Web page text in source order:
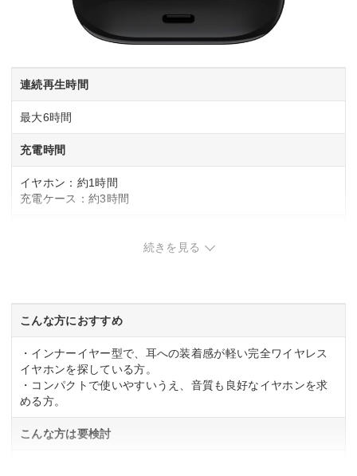
連続再生時間
最大6時間
充電時間
イヤホン：約1時間
充電ケース：約3時間
カラー
ブラック
ホワイト
ブルー
パープル
続きを見る
こんな方におすすめ
・インナーイヤー型で、耳への装着感が軽い完全ワイヤレス
イヤホンを探している方。
・コンパクトで使いやすいうえ、音質も良好なイヤホンを求
める方。
こんな方は要検討